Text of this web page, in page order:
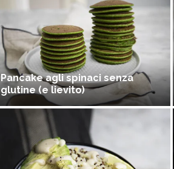
Pancake agli spinaci senza
glutine (e lievito)